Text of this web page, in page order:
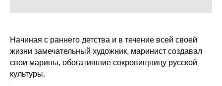
Начиная с раннего детства и в течение всей своей
жизни замечательный художник, маринист создавал
свои марины, обогатившие сокровищницу русской
культуры.